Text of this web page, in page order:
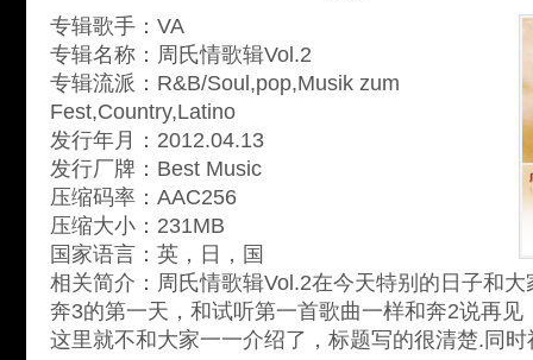
专辑歌手：VA
专辑名称：周氏情歌辑Vol.2
专辑流派：R&B/Soul,pop,Musik zum
Fest,Country,Latino
发行年月：2012.04.13
发行厂牌：Best Music
压缩码率：AAC256
压缩大小：231MB
国家语言：英，日，国
相关简介：周氏情歌辑Vol.2在今天特别的日子和
奔3的第一天，和试听第一首歌曲一样和奔2说再见
这里就不和大家一一介绍了，标题写的很清楚.同